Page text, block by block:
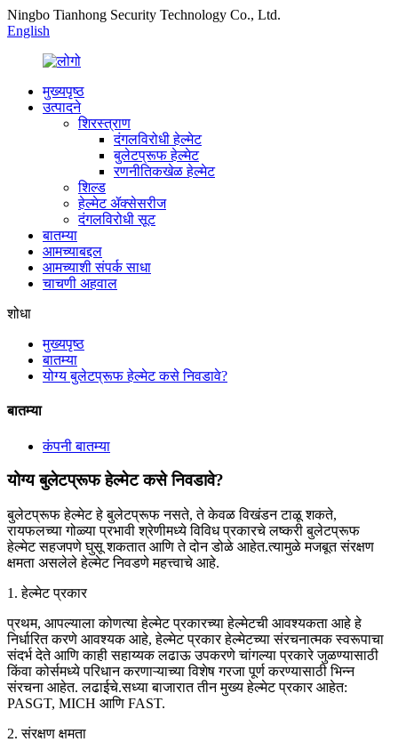
Ningbo Tianhong Security Technology Co., Ltd.
English
मुख्यपृष्ठ
उत्पादने
शिरस्त्राण
दंगलविरोधी हेल्मेट
बुलेटप्रूफ हेल्मेट
रणनीतिकखेळ हेल्मेट
शिल्ड
हेल्मेट ॲक्सेसरीज
दंगलविरोधी सूट
बातम्या
आमच्याबद्दल
आमच्याशी संपर्क साधा
चाचणी अहवाल
शोधा
मुख्यपृष्ठ
बातम्या
योग्य बुलेटप्रूफ हेल्मेट कसे निवडावे?
बातम्या
कंपनी बातम्या
योग्य बुलेटप्रूफ हेल्मेट कसे निवडावे?
बुलेटप्रूफ हेल्मेट हे बुलेटप्रूफ नसते, ते केवळ विखंडन टाळू शकते,
रायफलच्या गोळ्या प्रभावी श्रेणीमध्ये विविध प्रकारचे लष्करी बुलेटप्रूफ
हेल्मेट सहजपणे घुसू शकतात आणि ते दोन डोळे आहेत.त्यामुळे मजबूत संरक्षण
क्षमता असलेले हेल्मेट निवडणे महत्त्वाचे आहे.
1. हेल्मेट प्रकार
प्रथम, आपल्याला कोणत्या हेल्मेट प्रकारच्या हेल्मेटची आवश्यकता आहे हे
निर्धारित करणे आवश्यक आहे, हेल्मेट प्रकार हेल्मेटच्या संरचनात्मक स्वरूपाचा
संदर्भ देते आणि काही सहाय्यक लढाऊ उपकरणे चांगल्या प्रकारे जुळण्यासाठी
किंवा कोर्समध्ये परिधान करणाऱ्याच्या विशेष गरजा पूर्ण करण्यासाठी भिन्न
संरचना आहेत. लढाईचे.सध्या बाजारात तीन मुख्य हेल्मेट प्रकार आहेत:
PASGT, MICH आणि FAST.
2. संरक्षण क्षमता